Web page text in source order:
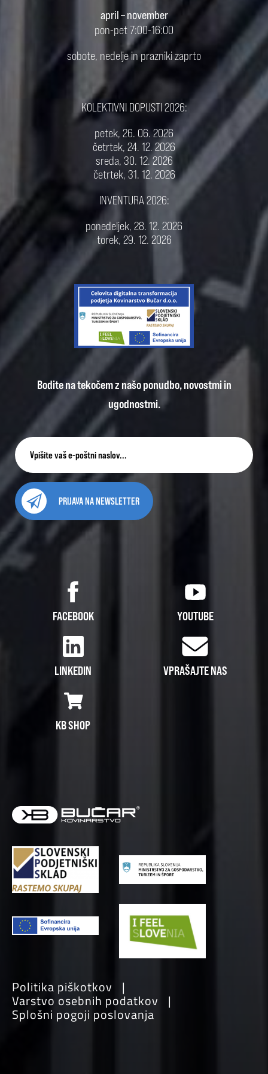
april – november
pon-pet 7:00-16:00
sobote, nedelje in prazniki zaprto
KOLEKTIVNI DOPUSTI 2026:
petek, 26. 06. 2026
četrtek, 24. 12. 2026
sreda, 30. 12. 2026
četrtek, 31. 12. 2026
INVENTURA 2026:
ponedeljek, 28. 12. 2026
torek, 29. 12. 2026
Bodite na tekočem z našo ponudbo, novostmi in
ugodnostmi.
PRIJAVA NA NEWSLETTER
FACEBOOK YOUTUBE
LINKEDIN VPRAŠAJTE NAS
KB SHOP
Politika piškotkov
Varstvo osebnih podatkov
Splošni pogoji poslovanja